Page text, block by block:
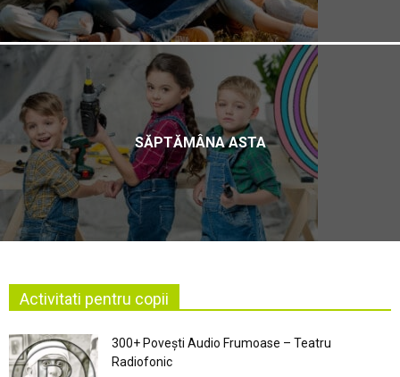
SĂPTĂMÂNA ASTA
Activitati pentru copii
300+ Povești Audio Frumoase – Teatru
Radiofonic